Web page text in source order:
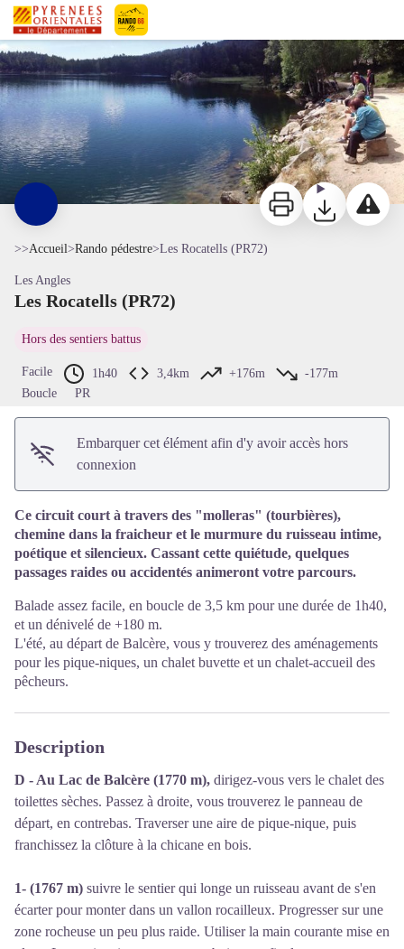
Pyrénées-Orientales Le Département
Les Rocatells (PR72)
la beauté naturelle - © service APN
ImprimerTéléchargerSignaler
>>Accueil>Rando pédestre>Les Rocatells (PR72)
Les Angles
Les Rocatells (PR72)
Hors des sentiers battus
Facile 1h40 3,4km +176m
-177m
Boucle
PR
Embarquer cet élément afin d'y avoir accès hors
connexion
Ce circuit court à travers des "molleras" (tourbières),
chemine dans la fraicheur et le murmure du ruisseau intime,
poétique et silencieux. Cassant cette quiétude, quelques
passages raides ou accidentés animeront votre parcours.
Balade assez facile, en boucle de 3,5 km pour une durée de 1h40,
et un dénivelé de +180 m.
L'été, au départ de Balcère, vous y trouverez des aménagements
pour les pique-niques, un chalet buvette et un chalet-accueil des
pêcheurs.
Description
D - Au Lac de Balcère (1770 m), dirigez-vous vers le chalet des
toilettes sèches. Passez à droite, vous trouverez le panneau de
départ, en contrebas. Traverser une aire de pique-nique, puis
franchissez la clôture à la chicane en bois.
1- (1767 m) suivre le sentier qui longe un ruisseau avant de s'en
écarter pour monter dans un vallon rocailleux. Progresser sur une
zone rocheuse un peu plus raide. Utiliser la main courante mise en